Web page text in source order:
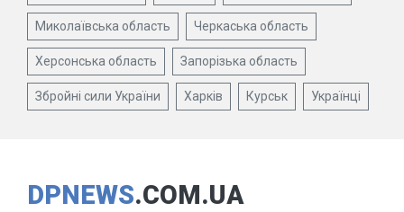
Миколаївська область Черкаська область
Херсонська область Запорізька область
Збройні сили України Харків Курськ Українці
DPNEWS.COM.UA